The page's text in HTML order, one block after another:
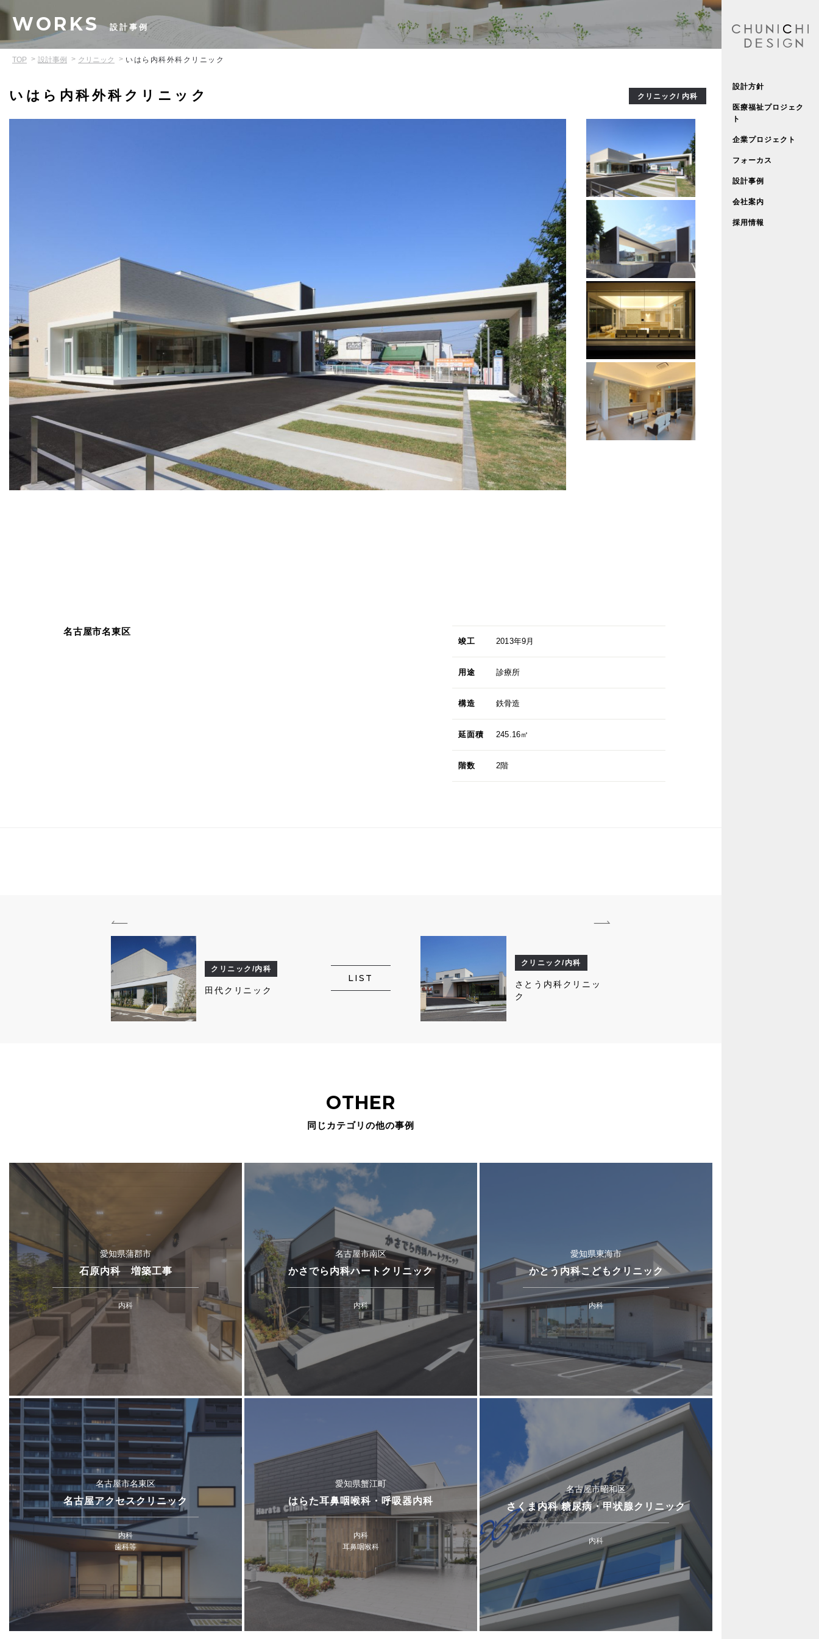
設計方針
医療福祉プロジェク
ト
企業プロジェクト
フォーカス
設計事例
会社案内
採用情報
WORKS 設計事例
TOP 設計事例 クリニック いはら内科外科クリニック
クリニック/ 内科
いはら内科外科クリニック
名古屋市名東区
竣工 2013年9月
用途 診療所
構造 鉄骨造
延面積 245.16㎡
階数 2階
クリニック/内科
田代クリニック
LIST
クリニック/内科
さとう内科クリニッ
ク
OTHER
同じカテゴリの他の事例
愛知県蒲郡市
石原内科 増築工事
内科
名古屋市南区
かさでら内科ハートクリニック
内科
愛知県東海市
かとう内科こどもクリニック
内科
名古屋市名東区
名古屋アクセスクリニック
内科
歯科等
愛知県蟹江町
はらた耳鼻咽喉科・呼吸器内科
内科
耳鼻咽喉科
名古屋市昭和区
さくま内科 糖尿病・甲状腺クリニック
内科